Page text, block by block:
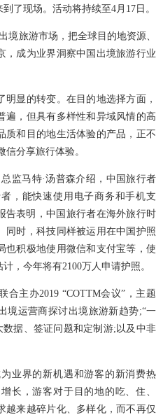
了现场。活动将持续至4月17日。
境旅游市场，把全球目的地资源、
，成为业界洞察中国出境旅游行业
显的转变。在目的地选择方面，
遍，但具有多样性和异域风情的高
质和目的地生活体验的产品，正不
分享旅行体验。
监马特·汤普森介绍，中国旅行者
，能快速使用电子商务和手机支
告表明，中国旅行者在海外旅行时
同时，科技同样被运用在中国护照
也积极地使用微信和支付宝等，使
，今年将有2100万人申请护照。
主办2019 “COTTM会议”，主题
境运营商探讨出境旅游新趋势;“一
据、签证问题和定制游;以及中非
业界的新机遇和游客的新消费热
长，游客对于目的地的吃、住、
越来越碎片化、多样化，而不再仅